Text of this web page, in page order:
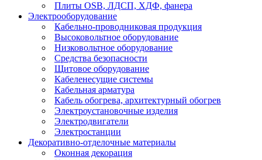
Плиты OSB, ЛДСП, ХДФ, фанера
Электрооборудование
Кабельно-проводниковая продукция
Высоковольтное оборудование
Низковольтное оборудование
Средства безопасности
Щитовое оборудование
Кабеленесущие системы
Кабельная арматура
Кабель обогрева, архитектурный обогрев
Электроустановочные изделия
Электродвигатели
Электростанции
Декоративно-отделочные материалы
Оконная декорация